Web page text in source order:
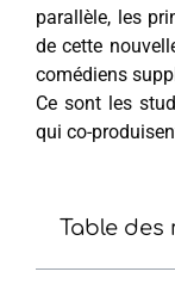
parallèle, les
de cette
comédiens
Ce sont les
qui co-
Table des